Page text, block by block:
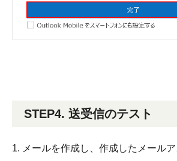
STEP4. 送受信のテスト
1. メールを作成し、作成したメール